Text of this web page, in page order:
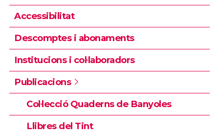
Accessibilitat
Descomptes i abonaments
Institucions i col·laboradors
Publicacions
Col·lecció Quaderns de Banyoles
Llibres del Tint